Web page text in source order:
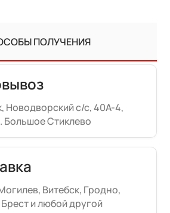
ПОЛУЧЕНИЯ
Новодворский с/с, 40А-4,
Большое Стиклево
Витебск, Гродно,
и любой другой